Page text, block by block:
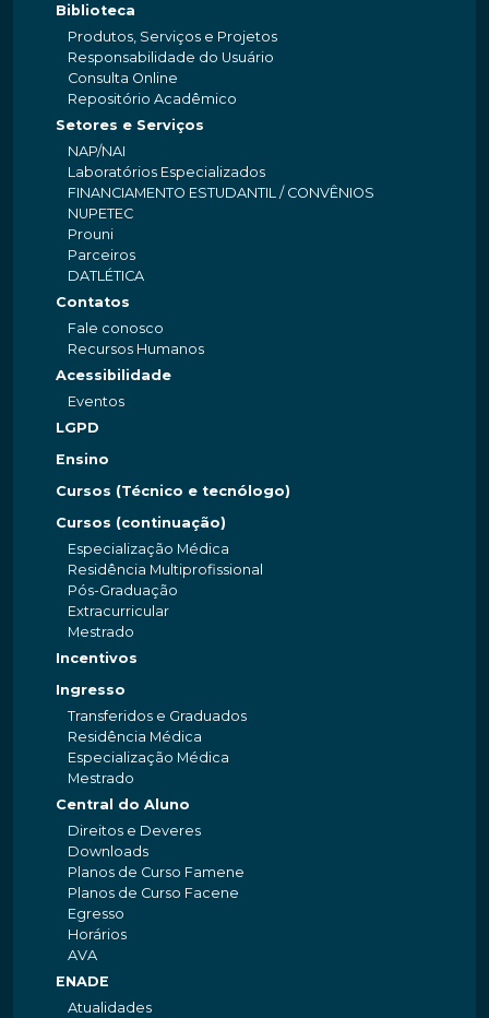
Biblioteca
Produtos, Serviços e Projetos
Responsabilidade do Usuário
Consulta Online
Repositório Acadêmico
Setores e Serviços
NAP/NAI
Laboratórios Especializados
FINANCIAMENTO ESTUDANTIL / CONVÊNIOS
NUPETEC
Prouni
Parceiros
DATLÉTICA
Contatos
Fale conosco
Recursos Humanos
Acessibilidade
Eventos
LGPD
Ensino
Cursos (Técnico e tecnólogo)
Cursos (continuação)
Especialização Médica
Residência Multiprofissional
Pós-Graduação
Extracurricular
Mestrado
Incentivos
Ingresso
Transferidos e Graduados
Residência Médica
Especialização Médica
Mestrado
Central do Aluno
Direitos e Deveres
Downloads
Planos de Curso Famene
Planos de Curso Facene
Egresso
Horários
AVA
ENADE
Atualidades